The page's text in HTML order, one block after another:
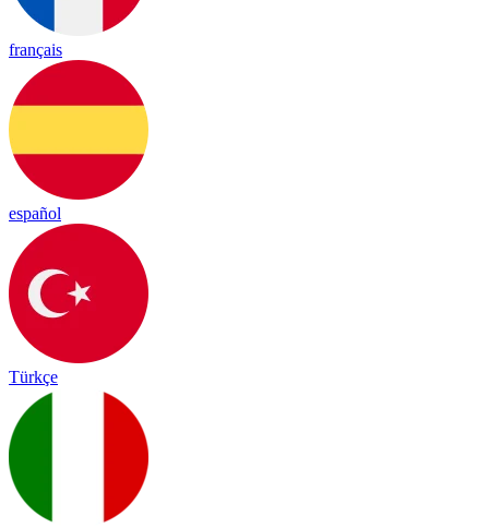
français
español
Türkçe